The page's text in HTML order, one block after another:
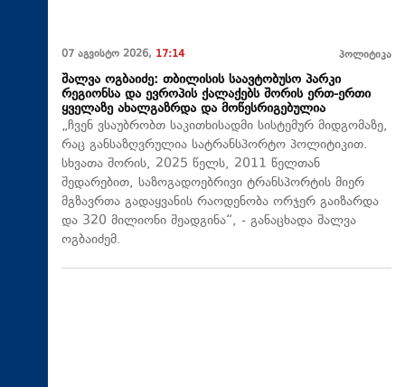
07 აგვისტო 2026, 17:14 პოლიტიკა
შალვა ოგბაიძე: თბილისის საავტობუსო პარკი
რეგიონსა და ევროპის ქალაქებს შორის ერთ-ერთი
ყველაზე ახალგაზრდა და მოწესრიგებულია
„ჩვენ ვსაუბრობთ საკითხისადმი სისტემურ მიდგომაზე,
რაც განსაზღვრულია სატრანსპორტო პოლიტიკით.
სხვათა შორის, 2025 წელს, 2011 წელთან
შედარებით, საზოგადოებრივი ტრანსპორტის მიერ
მგზავრთა გადაყვანის რაოდენობა ორჯერ გაიზარდა
და 320 მილიონი შეადგინა“, - განაცხადა შალვა
ოგბაიძემ.